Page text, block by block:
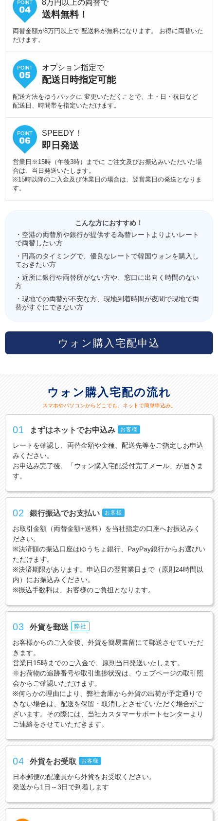
8万円以上の両替で
送料無料！
両替金額が8万円以上で 配送料が無料になります。 お得に両替いた
だけます。
オプション指定で
配送日時指定可能
配送方法をゆうパックに 変更いただくことで、土・日・祝日など
配送日、時間帯を指定いただけます。
SPEEDY！
即日発送
営業日※15時（午後3時）までに ご注文及びお振込みいただいた場
合は、当日発送いたします。
※15時以降のご入金及び休業日の場合は、翌営業日の発送となりま
す。
こんな方におすすめ！
・空港の両替所や銀行が提供する為替レートよりよいレート
で両替したい方
・円高のタイミングで、優良なレートで韓国ウォンを購入し
ておきたい方
・近所に銀行や両替所がない方や、窓口に出向く時間のない
方
・現地での両替が不安な方、現地到着時間が夜間で現地で両
替がすぐにできない方
ウォン購入宅配申込
ウォン購入宅配の流れ
スマホやパソコンからどこでも、ネットで簡単申込み。
01 まずはネットでお申込み お客様
レートを確認し、両替金額や金種、配送先等をご指定しお申込
みください。
お申込み完了後、「ウォン購入宅配受付完了メール」が届きま
す。
02 銀行振込でお支払い お客様
お取引金額（両替金額+送料）を当社指定の口座へお振込みく
ださい。
※決済額の振込口座はゆうちょ銀行、PayPay銀行からお選びい
ただけます。
※決済期限があります。申込日の翌営業日まで（原則24時間以
内）にお振込みください。
※振込手数料は、お客様のご負担となります。
03 外貨を郵送 弊社
お客様からのご入金後、外貨を簡易書留にて郵送させていただ
きます。
営業日15時までのご入金で、原則当日発送いたします。
※お荷物の追跡番号や取引進捗状況は、ウェブページの取引照
会からご確認いただけます。
※何らかの理由により、弊社倉庫から外貨の出荷が予定通りで
きない場合は、配送を保留・取消しとさせていただく場合がご
ざいます。その際には、当社カスタマーサポートセンターより
ご連絡をさせていただきます。
04 外貨をお受取 お客様
日本郵便の配達員から外貨をお受取ください。
発送から1日～3日で到着します